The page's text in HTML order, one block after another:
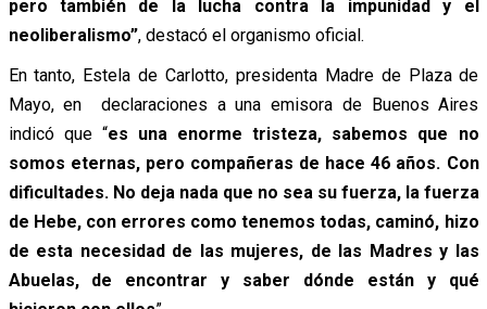
pero también de la lucha contra la impunidad y el
neoliberalismo”, destacó el organismo oficial.
En tanto, Estela de Carlotto, presidenta Madre de Plaza de
Mayo, en declaraciones a una emisora de Buenos Aires
indicó que “es una enorme tristeza, sabemos que no
somos eternas, pero compañeras de hace 46 años. Con
dificultades. No deja nada que no sea su fuerza, la fuerza
de Hebe, con errores como tenemos todas, caminó, hizo
de esta necesidad de las mujeres, de las Madres y las
Abuelas, de encontrar y saber dónde están y qué